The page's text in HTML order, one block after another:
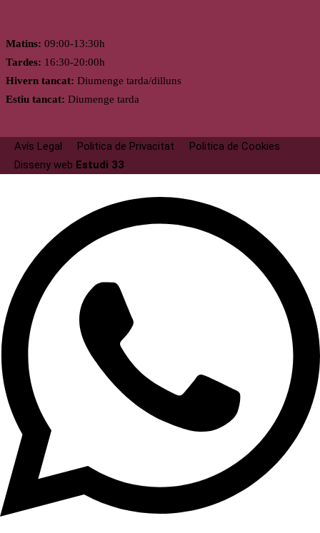
Matins: 09:00-13:30h
Tardes: 16:30-20:00h
Hivern tancat: Diumenge tarda/dilluns
Estiu tancat: Diumenge tarda
Avís Legal Politica de Privacitat
Politica de Cookies
Disseny web Estudi 33